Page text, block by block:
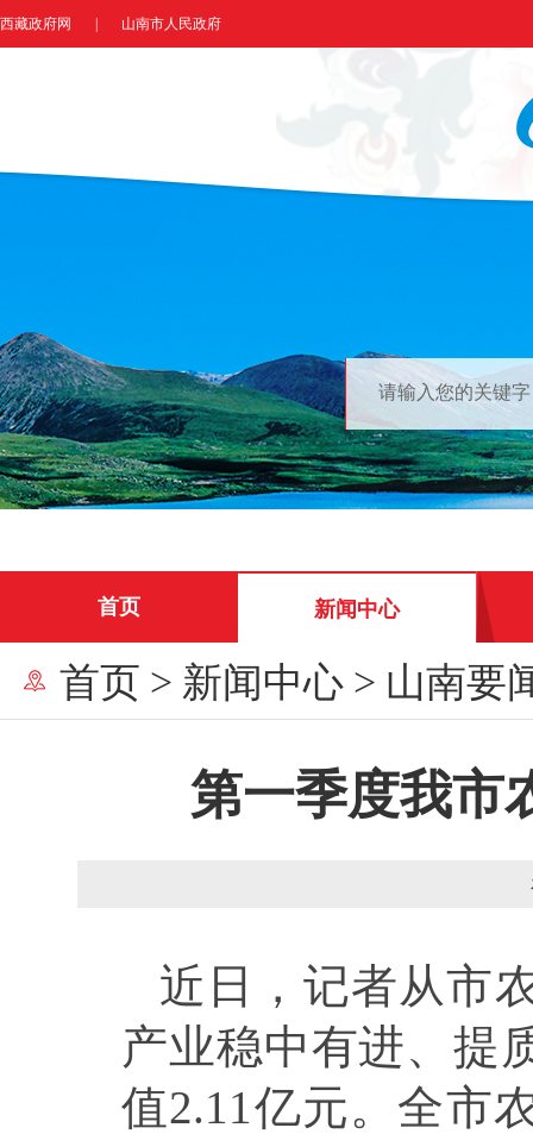
西藏政府网 山南市人民政府
首页 新闻中心
首页 > 新闻中心 > 山南要
第一季度我市
近日，记者从市
产业稳中有进、提
值2.11亿元。全市